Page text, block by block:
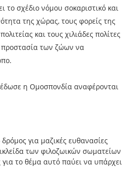
το σχέδιο νόμου σοκαριστικό και
της χώρας, τους φορείς της
και τους χιλιάδες πολίτες
των ζώων να
η Ομοσπονδία αναφέρονται
για μαζικές ευθανασίες
των φιλοζωικών σωματείων
για το θέμα αυτό παύει να υπάρχει